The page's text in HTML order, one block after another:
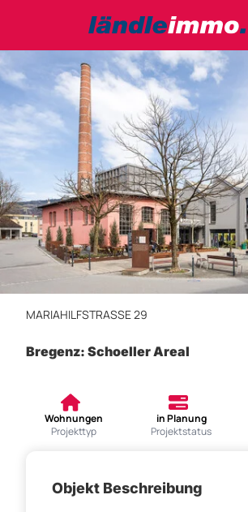
MARIAHILFSTRASSE 29
Bregenz: Schoeller Areal
Wohnungen
Projekttyp
in Planung
Projektstatus
Objekt Beschreibung